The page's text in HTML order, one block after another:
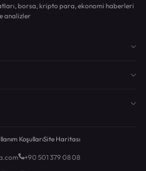
borsa, kripto para, ekonomi haberleri
analizler
KoşullarıSite Haritası
+90 501 379 08 08